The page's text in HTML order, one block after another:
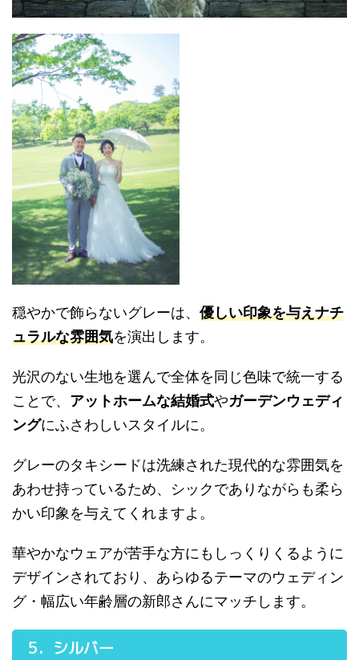
穏やかで飾らないグレーは、 優しい印象を与えナチ
ュラルな雰囲気を演出します。
光沢のない生地を選んで全体を同じ色味で統一する
ことで、 アットホームな結婚式やガーデンウェディ
ングにふさわしいスタイルに。
グレーのタキシードは洗練された現代的な雰囲気を
あわせ持っているため、シックでありながらも柔ら
かい印象を与えてくれますよ。
華やかなウェアが苦手な方にもしっくりくるように
デザインされており、あらゆるテーマのウェディン
グ・幅広い年齢層の新郎さんにマッチします。
5．シルバー